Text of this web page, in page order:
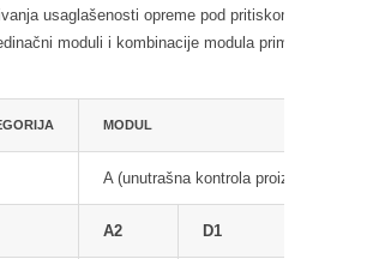
usaglašenosti opreme pod pritiskom svih
moduli i kombinacije modula primenjive za
MODUL
A (unutrašna kontrola proizvodnje,
A2 D1